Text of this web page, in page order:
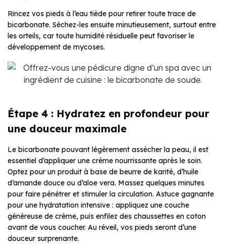
Rincez vos pieds à l’eau tiède pour retirer toute trace de
bicarbonate. Séchez-les ensuite minutieusement, surtout entre
les orteils, car toute humidité résiduelle peut favoriser le
développement de mycoses.
Étape 4 : Hydratez en profondeur pour
une douceur maximale
Le bicarbonate pouvant légèrement assécher la peau, il est
essentiel d’appliquer une crème nourrissante après le soin.
Optez pour un produit à base de beurre de karité, d’huile
d’amande douce ou d’aloe vera. Massez quelques minutes
pour faire pénétrer et stimuler la circulation. Astuce gagnante
pour une hydratation intensive : appliquez une couche
généreuse de crème, puis enfilez des chaussettes en coton
avant de vous coucher. Au réveil, vos pieds seront d’une
douceur surprenante.